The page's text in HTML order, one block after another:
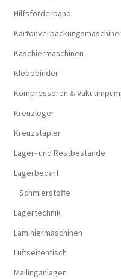
Hilfsförderband
Kaschiermaschinen
Klebebinder
Kompressoren &
Kreuzleger
Kreuzstapler
Lager- und Restbestände
Lagerbedarf
Schmierstoffe
Lagertechnik
Laminiermaschinen
Luftseitentisch
Mailinganlagen